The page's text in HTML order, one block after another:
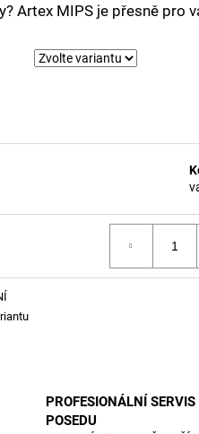
Artex MIPS je přesně pro
PROFESIONÁLNÍ
POSEDU